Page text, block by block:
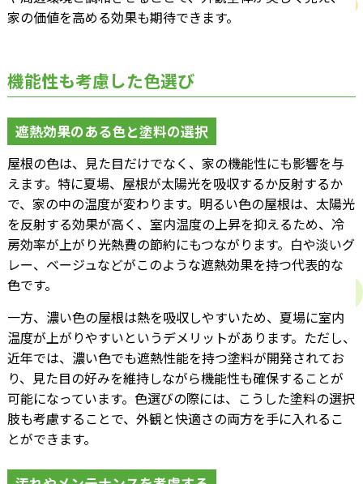
家の価値を高める効果も期待できます。
機能性も考慮した色選び
遮熱効果のある色と塗料の選択
屋根の色は、見た目だけでなく、家の機能性にも影響を与
えます。特に夏場、屋根が太陽光を吸収するか反射するか
で、家の中の温度が変わります。明るい色の屋根は、太陽光
を反射する効果が高く、室内温度の上昇を抑えるため、冷
房効率が上がり光熱費の節約にもつながります。白や淡いグ
レー、ベージュなどがこのような遮熱効果を持つ代表的な
色です。
一方、濃い色の屋根は熱を吸収しやすいため、夏場に室内
温度が上がりやすいというデメリットがあります。ただし、
近年では、濃い色でも遮熱性能を持つ塗料が開発されてお
り、見た目の好みを維持しながら機能性も確保することが
可能になっています。色選びの際には、こうした塗料の選択
肢も考慮することで、外観と快適さの両方を手に入れるこ
とができます。